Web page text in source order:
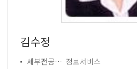
김수정
세부전공분야
정보서비스